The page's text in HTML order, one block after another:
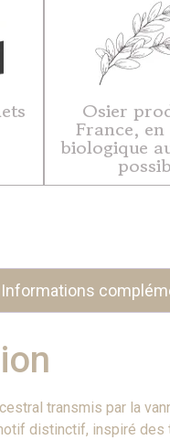
Osier
France,
biologique
Informations
transmis par la
distinctif, inspiré des